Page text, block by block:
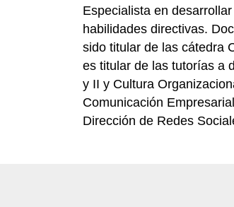
Especialista en
habilidades directivas.
sido titular de las cátedra
es titular de las tutorías a
y II y Cultura
Comunicación
Dirección de Redes